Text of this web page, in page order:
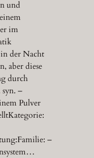
und
im
der Nacht
aber diese
durch
–
Pulver
–